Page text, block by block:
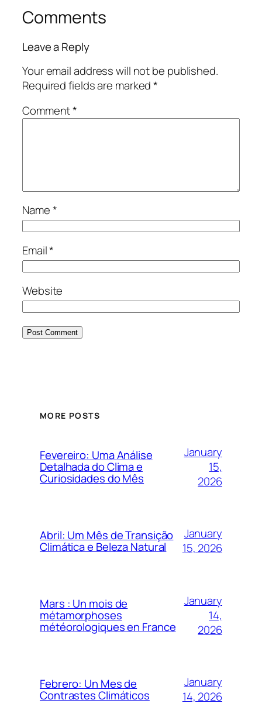
Comments
Leave a Reply
Your email address will not be published.
Required fields are marked*
Comment*
Name*
Email*
Website
MORE POSTS
Fevereiro: Uma Análise
Detalhada do Clima e
Curiosidades do Mês
January
15,
2026
Abril: Um Mês de Transição
Climática e Beleza Natural
January
15, 2026
Mars : Un mois de
métamorphoses
météorologiques en France
January
14,
2026
Febrero: Un Mes de
Contrastes Climáticos
January
14, 2026